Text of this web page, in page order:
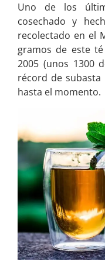
Uno de los
cosechado y
recolectado en el
gramos de este
2005 (unos 1300
récord de subasta
hasta el momento.